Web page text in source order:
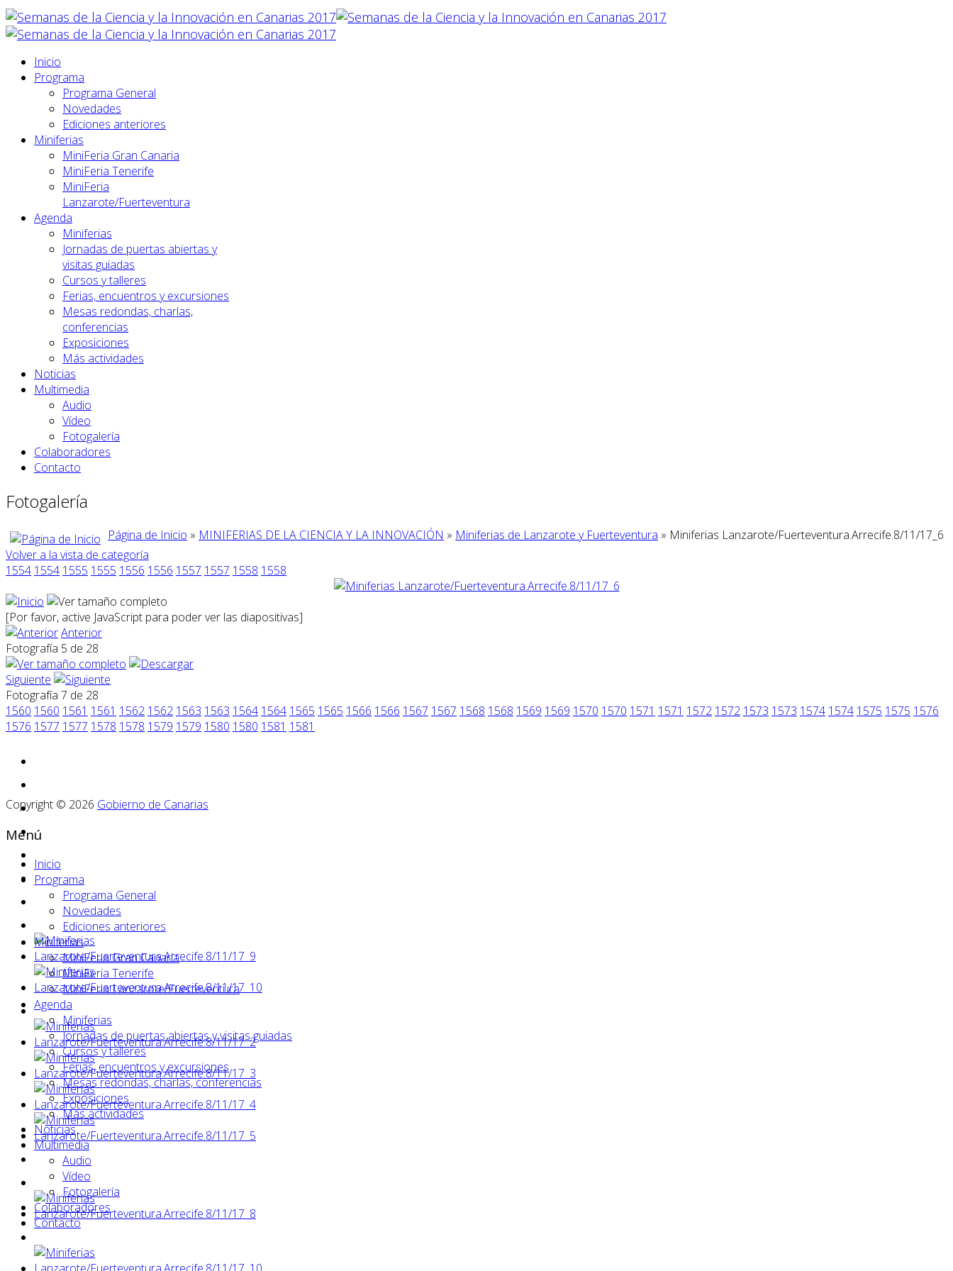
Inicio
Programa
Programa General
Novedades
Ediciones anteriores
Miniferias
MiniFeria Gran Canaria
MiniFeria Tenerife
MiniFeria
Lanzarote/Fuerteventura
Agenda
Miniferias
Jornadas de puertas abiertas y
visitas guiadas
Cursos y talleres
Ferias, encuentros y excursiones
Mesas redondas, charlas,
conferencias
Exposiciones
Más actividades
Noticias
Multimedia
Audio
Vídeo
Fotogalería
Colaboradores
Contacto
Fotogalería
Página de Inicio » MINIFERIAS DE LA CIENCIA Y LA INNOVACIÓN » Miniferias de Lanzarote y Fuerteventura » Miniferias Lanzarote/Fuerteventura.Arrecife.8/11/17_6
Volver a la vista de categoría
1554 1554 1555 1555 1556 1556 1557 1557 1558 1558
[Por favor, active JavaScript para poder ver las diapositivas]
Anterior
Fotografía 5 de 28
Siguiente
Fotografía 7 de 28
1560 1560 1561 1561 1562 1562 1563 1563 1564 1564 1565 1565 1566 1566 1567 1567 1568 1568 1569 1569 1570 1570 1571 1571 1572 1572 1573 1573 1574 1574 1575 1575 1576
1576 1577 1577 1578 1578 1579 1579 1580 1580 1581 1581
Copyright © 2026 Gobierno de Canarias
Menú
Inicio
Programa
Programa General
Novedades
Ediciones anteriores
Miniferias
MiniFeria Gran Canaria
MiniFeria Tenerife
MiniFeria Lanzarote/Fuerteventura
Agenda
Miniferias
Jornadas de puertas abiertas y visitas guiadas
Cursos y talleres
Ferias, encuentros y excursiones
Mesas redondas, charlas, conferencias
Exposiciones
Más actividades
Noticias
Multimedia
Audio
Vídeo
Fotogalería
Colaboradores
Contacto